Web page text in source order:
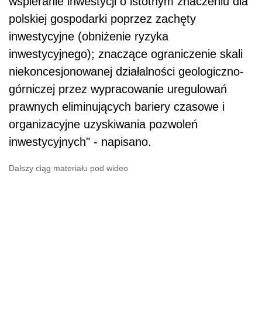
polskiej gospodarki poprzez zachęty
inwestycyjne (obniżenie ryzyka
inwestycyjnego); znaczące ograniczenie skali
niekoncesjonowanej działalności geologiczno-
górniczej przez wypracowanie uregulowań
prawnych eliminujących bariery czasowe i
organizacyjne uzyskiwania pozwoleń
inwestycyjnych" - napisano.
Dalszy ciąg materiału pod wideo